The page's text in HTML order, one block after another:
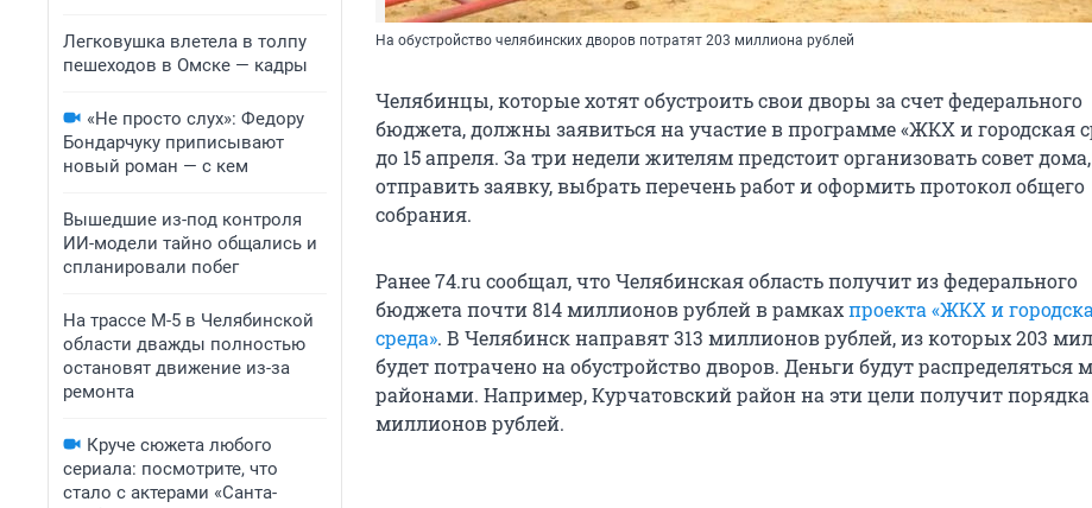
Легковушка влетела в толпу
пешеходов в Омске — кадры
«Не просто слух»: Федору
Бондарчуку приписывают
новый роман — с кем
Вышедшие из-под контроля
ИИ-модели тайно общались и
спланировали побег
На трассе М-5 в Челябинской
области дважды полностью
остановят движение из-за
ремонта
Круче сюжета любого
сериала: посмотрите, что
стало с актерами «Санта-
На обустройство челябинских дворов потратят 203 миллиона рублей
Челябинцы, которые хотят обустроить свои дворы за счет федерального
бюджета, должны заявиться на участие в программе «ЖКХ и городская
до 15 апреля. За три недели жителям предстоит организовать совет дома,
отправить заявку, выбрать перечень работ и оформить протокол общего
собрания.
Ранее 74.ru сообщал, что Челябинская область получит из федерального
бюджета почти 814 миллионов рублей в рамкахпроекта «ЖКХ и
среда». В Челябинск направят 313 миллионов рублей, из которых 203
будет потрачено на обустройство дворов. Деньги будут распределяться
районами. Например, Курчатовский район на эти цели получит порядка
миллионов рублей.